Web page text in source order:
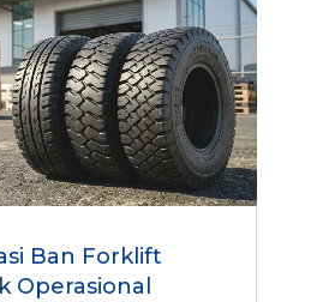
Ban Forklift
Operasional